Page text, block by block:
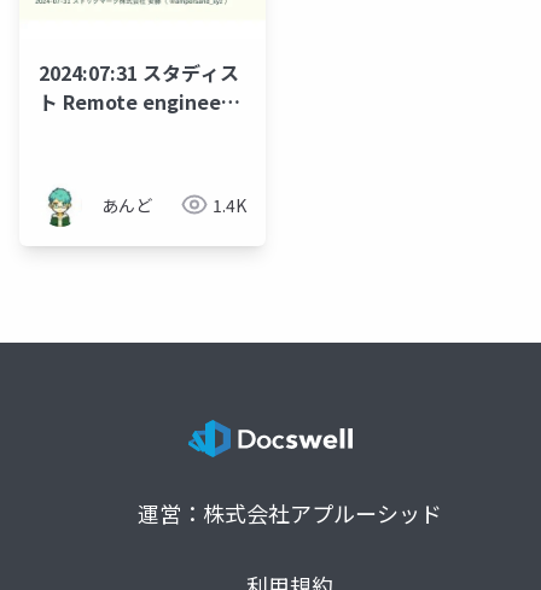
2024:07:31 スタディス
ト Remote engineer
あんど 1.4K
運営：株式会社アプルーシッド